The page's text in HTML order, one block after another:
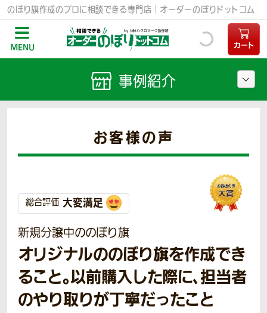
のぼり旗作成のプロに相談できる専門店｜オーダーのぼりドットコム
MENU カート
お客様の声
総合評価 大変満足
新規分譲中ののぼり旗
オリジナルののぼり旗を作成でき
ること。以前購入した際に、担当者
のやり取りが丁寧だったこと
事例紹介